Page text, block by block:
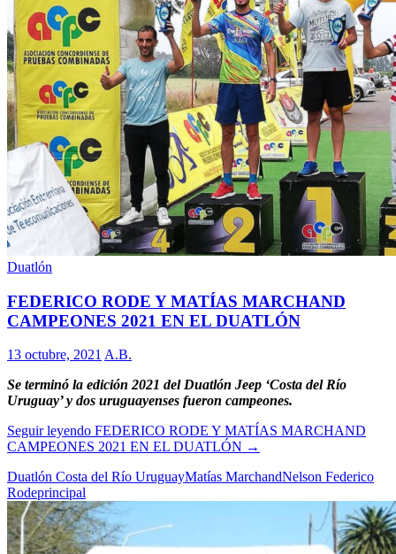
Duatlón
FEDERICO RODE Y MATÍAS MARCHAND
CAMPEONES 2021 EN EL DUATLÓN
13 octubre, 2021 A.B.
Se terminó la edición 2021 del Duatlón Jeep ‘Costa del Río
Uruguay’ y dos uruguayenses fueron campeones.
Seguir leyendo FEDERICO RODE Y MATÍAS MARCHAND
CAMPEONES 2021 EN EL DUATLÓN →
Duatlón Costa del Río UruguayMatías MarchandNelson Federico
Rodeprincipal